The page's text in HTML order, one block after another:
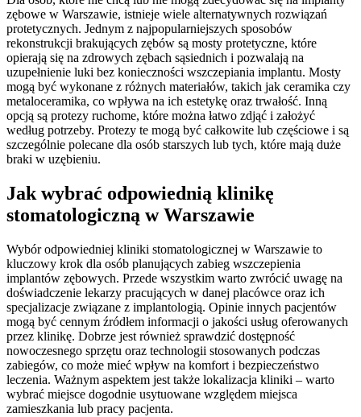
zębowe w Warszawie, istnieje wiele alternatywnych rozwiązań
protetycznych. Jednym z najpopularniejszych sposobów
rekonstrukcji brakujących zębów są mosty protetyczne, które
opierają się na zdrowych zębach sąsiednich i pozwalają na
uzupełnienie luki bez konieczności wszczepiania implantu. Mosty
mogą być wykonane z różnych materiałów, takich jak ceramika czy
metaloceramika, co wpływa na ich estetykę oraz trwałość. Inną
opcją są protezy ruchome, które można łatwo zdjąć i założyć
według potrzeby. Protezy te mogą być całkowite lub częściowe i są
szczególnie polecane dla osób starszych lub tych, które mają duże
braki w uzębieniu.
Jak wybrać odpowiednią klinikę
stomatologiczną w Warszawie
Wybór odpowiedniej kliniki stomatologicznej w Warszawie to
kluczowy krok dla osób planujących zabieg wszczepienia
implantów zębowych. Przede wszystkim warto zwrócić uwagę na
doświadczenie lekarzy pracujących w danej placówce oraz ich
specjalizacje związane z implantologią. Opinie innych pacjentów
mogą być cennym źródłem informacji o jakości usług oferowanych
przez klinikę. Dobrze jest również sprawdzić dostępność
nowoczesnego sprzętu oraz technologii stosowanych podczas
zabiegów, co może mieć wpływ na komfort i bezpieczeństwo
leczenia. Ważnym aspektem jest także lokalizacja kliniki – warto
wybrać miejsce dogodnie usytuowane względem miejsca
zamieszkania lub pracy pacjenta.